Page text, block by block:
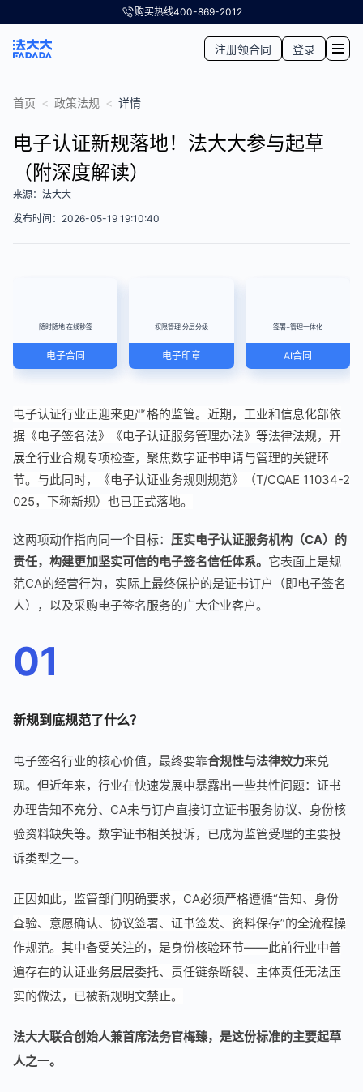
购买热线400-869-2012
注册领合同 登录
首页 < 政策法规 < 详情
电子认证新规落地！法大大参与起草
（附深度解读）
来源：法大大
发布时间：2026-05-19 19:10:40
随时随地 在线秒签
电子合同
权限管理 分层分级
电子印章
签署+管理一体化
AI合同
电子认证行业正迎来更严格的监管。近期，工业和信息化部依
据《电子签名法》《电子认证服务管理办法》等法律法规，开
展全行业合规专项检查，聚焦数字证书申请与管理的关键环
节。与此同时，《电子认证业务规则规范》（T/CQAE 11034-2
025，下称新规）也已正式落地。
这两项动作指向同一个目标： 压实电子认证服务机构（CA）的
责任，构建更加坚实可信的电子签名信任体系。 它表面上是规
范CA的经营行为，实际上最终保护的是证书订户（即电子签名
人），以及采购电子签名服务的广大企业客户。
01
新规到底规范了什么？
电子签名行业的核心价值，最终要靠合规性与法律效力来兑
现。但近年来，行业在快速发展中暴露出一些共性问题：证书
办理告知不充分、CA未与订户直接订立证书服务协议、身份核
验资料缺失等。数字证书相关投诉，已成为监管受理的主要投
诉类型之一。
正因如此，监管部门明确要求，CA必须严格遵循“告知、身份
查验、意愿确认、协议签署、证书签发、资料保存”的全流程操
作规范。其中备受关注的，是身份核验环节——此前行业中普
遍存在的认证业务层层委托、责任链条断裂、主体责任无法压
实的做法，已被新规明文禁止。
法大大联合创始人兼首席法务官梅臻，是这份标准的主要起草
人之一。